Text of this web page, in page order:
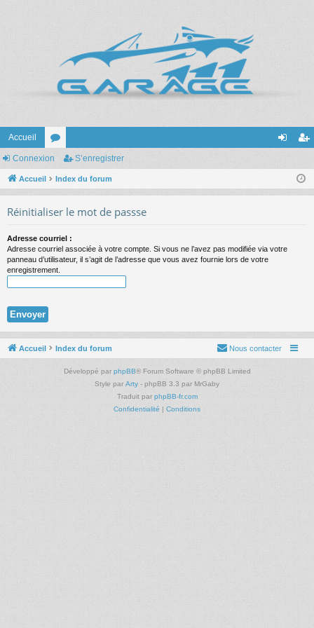
Accueil
or
u nr
Connexion S’enregistrer
Accueil Index du forum
Réinitialiser le mot de passse
Adresse courriel :
Adresse courriel associée à votre compte. Si vous ne l’avez pas modifiée via votre
panneau d’utilisateur, il s’agit de l’adresse que vous avez fournie lors de votre
enregistrement.
Accueil Index du forum Nous contacter
Développé par phpBB® Forum Software © phpBB Limited
Style par Arty - phpBB 3.3 par MrGaby
Traduit par phpBB-fr.com
Confidentialité | Conditions